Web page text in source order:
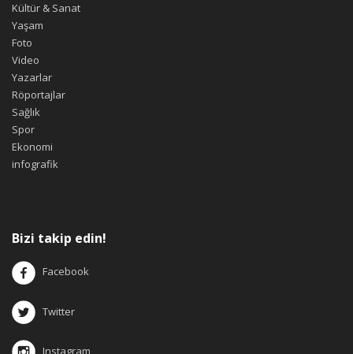
Kültür & Sanat
Yaşam
Foto
Video
Yazarlar
Röportajlar
Sağlık
Spor
Ekonomi
infografik
Bizi takip edin!
Facebook
Twitter
Instagram